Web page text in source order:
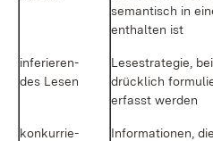
se­man­tisch in
ent­hal­ten ist
in­fe­rie­ren­
des Le­sen
Le­se­stra­te­gie,
drück­lich
er­fasst wer­den
kon­kur­rie­
In­for­ma­tio­nen,